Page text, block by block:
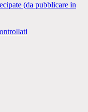
(da pubblicare in